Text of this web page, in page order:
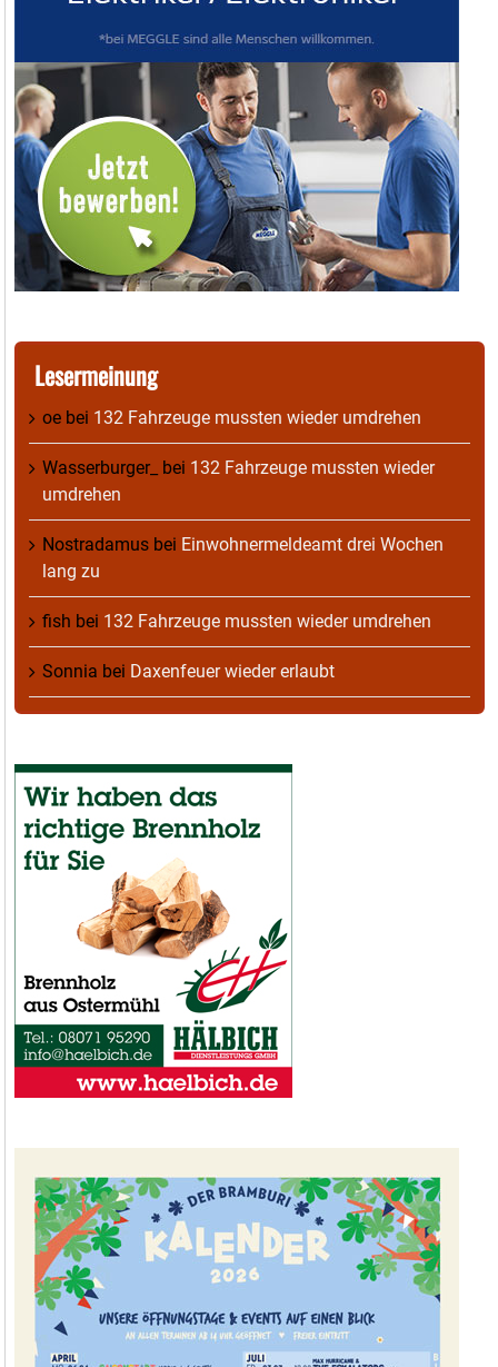
Lesermeinung
oe bei 132 Fahrzeuge mussten wieder umdrehen
Wasserburger_ bei 132 Fahrzeuge mussten wieder
umdrehen
Nostradamus bei Einwohnermeldeamt drei Wochen
lang zu
fish bei 132 Fahrzeuge mussten wieder umdrehen
Sonnia bei Daxenfeuer wieder erlaubt